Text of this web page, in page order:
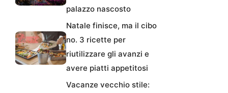
palazzo nascosto
Natale finisce, ma il cibo
no. 3 ricette per
riutilizzare gli avanzi e
avere piatti appetitosi
Vacanze vecchio stile: